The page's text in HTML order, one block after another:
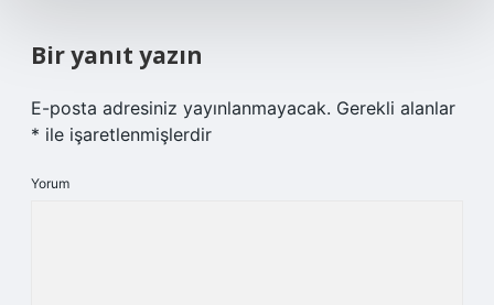
Bir yanıt yazın
E-posta adresiniz yayınlanmayacak. Gerekli alanlar
* ile işaretlenmişlerdir
Yorum